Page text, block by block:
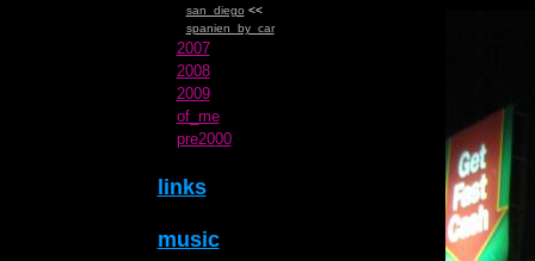
san_diego <<
spanien_by_car
2007
2008
2009
of_me
pre2000
links
music